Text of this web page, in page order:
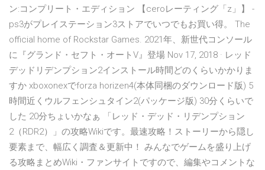
ン:コンプリート・エディション 【ceroレーティング「z」】 -
ps3がプレイステーション3ストアでいつでもお買い得。 The
official home of Rockstar Games. 2021年、新世代コンソール
に『グランド・セフト・オートV』登場 Nov 17, 2018 · レッド
デッドリデンプション2インストール時間どのくらいかかりま
すか xboxonexでforza horizen4(本体同梱のダウンロード版) 5
時間近くウルフェンシュタイン2(パッケージ版) 30分くらいで
した 20分ちょいかなぁ 「レッド・デッド・リデンプション
2（RDR2）」の攻略Wikiです。最速攻略！ストーリーから隠し
要素まで、幅広く調査＆更新中！ みんなでゲームを盛り上げ
る攻略まとめWiki・ファンサイトですので、編集やコメントな